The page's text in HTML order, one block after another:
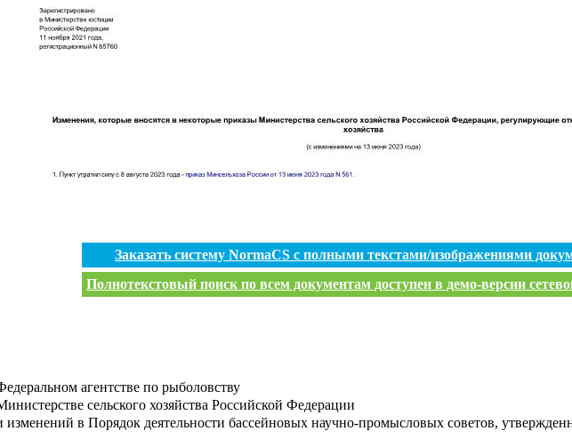
Заказать систему NormaCS с полными текстами/изображениями
Полнотекстовый поиск по всем документам доступен в демо-версии
агентстве по рыболовству
сельского хозяйства Российской Федерации
в Порядок деятельности бассейновых научно-промысловых советов,